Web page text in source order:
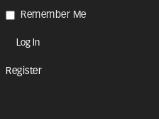
Remember Me
Register